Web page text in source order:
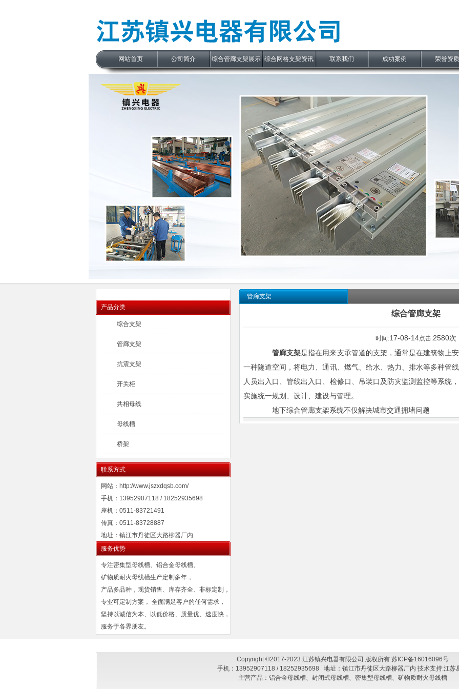
网站首页 公司简介 综合管廊支架展示 综合网格支架资讯 联系我们 成功案例 荣誉资质
管廊支架
综合管廊支架
时间:17-08-14点击:2580次
管廊支架是指在用来支承管道的支架，通常是在建筑物上
一种隧道空间，将电力、通讯、燃气、给水、热力、排水等多种管
人员出入口、管线出入口、检修口、吊装口及防灾监测监控等系统
实施统一规划、设计、建设与管理。
地下综合管廊支架系统不仅解决城市交通拥堵问题
产品分类
综合支架
管廊支架
抗震支架
开关柜
共相母线
母线槽
桥架
联系方式
网站：http://www.jszxdqsb.com/
手机：13952907118 / 18252935698
座机：0511-83721491
传真：0511-83728887
地址：镇江市丹徒区大路柳器厂内
服务优势
专注密集型母线槽、铝合金母线槽、
矿物质耐火母线槽生产定制多年，
产品多品种，现货销售、库存齐全、非标定制，
专业可定制方案， 全面满足客户的任何需求，
坚持以诚信为本、以低价格、质量优、速度快，
服务于各界朋友。
Copyright ©2017-2023 江苏镇兴电器有限公司 版权所有 苏ICP备16016096号
手机：13952907118 / 18252935698 地址：镇江市丹徒区大路柳器厂内 技术支持:江苏
主营产品：铝合金母线槽、封闭式母线槽、密集型母线槽、矿物质耐火母线槽